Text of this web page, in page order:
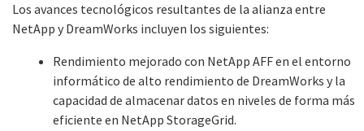
Los avances tecnológicos resultantes de la alianza entre
NetApp y DreamWorks incluyen los siguientes:
Rendimiento mejorado con NetApp AFF en el entorno
informático de alto rendimiento de DreamWorks y la
capacidad de almacenar datos en niveles de forma más
eficiente en NetApp StorageGrid.